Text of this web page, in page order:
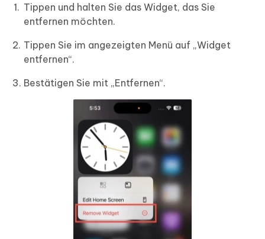
Tippen und halten Sie das Widget, das Sie
entfernen möchten.
Tippen Sie im angezeigten Menü auf „Widget
entfernen“.
Bestätigen Sie mit „Entfernen“.